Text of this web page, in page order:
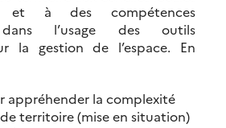
et à des compétences
dans l’usage des outils
la gestion de l’espace. En
appréhender la complexité
territoire (mise en situation)